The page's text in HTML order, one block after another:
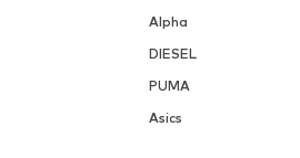
Alpha
DIESEL
PUMA
Asics